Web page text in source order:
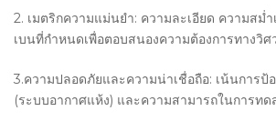
2. เมตริกความแม่นยำ: ความละเอียด ความสม่ำ
เบนที่กำหนดเพื่อตอบสนองความต้องการทางวิศ
3.ความปลอดภัยและความน่าเชื่อถือ: เน้นการป้
(ระบบอากาศแห้ง) และความสามารถในการทด